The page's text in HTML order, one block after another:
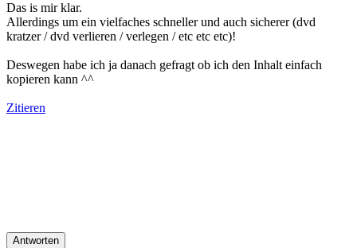
Das is mir klar.
Allerdings um ein vielfaches schneller und auch sicherer (dvd
kratzer / dvd verlieren / verlegen / etc etc etc)!
Deswegen habe ich ja danach gefragt ob ich den Inhalt einfach
kopieren kann ^^
Zitieren
Antworten